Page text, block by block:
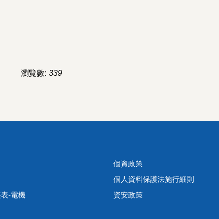
瀏覽數: 339
個資政策
個人資料保護法施行細則
-電機
資安政策